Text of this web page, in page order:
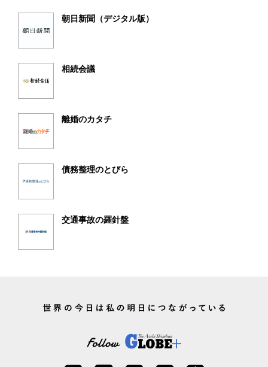
朝日新聞（デジタル版）
相続会議
離婚のカタチ
債務整理のとびら
交通事故の羅針盤